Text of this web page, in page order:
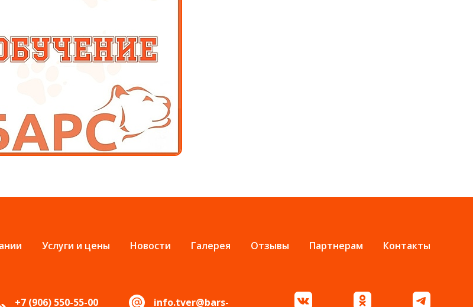
Услуги и цены Новости Галерея Отзывы Партнерам Контакты
+7 (906) 550-55-00 info.tver@bars-